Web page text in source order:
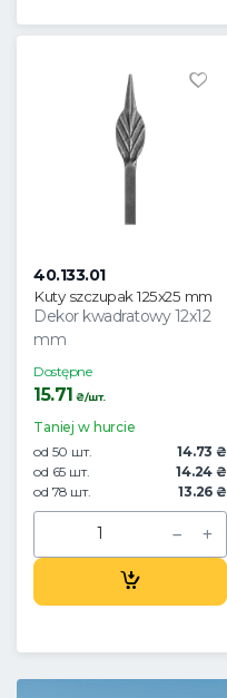
40.133.01
Kuty szczupak 125x25 mm
Dekor kwadratowy 12x12
mm
Dostępne
15.71 ₴/шт.
Taniej w hurcie
od 50 шт.
14.73 ₴
od 65 шт.
14.24 ₴
od 78 шт.
13.26 ₴